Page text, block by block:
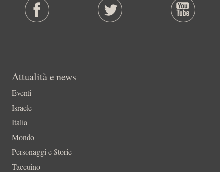
Attualità e news
Eventi
Israele
Italia
Mondo
Personaggi e Storie
Taccuino